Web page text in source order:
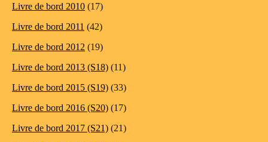
Livre de bord 2010 (17)
Livre de bord 2011 (42)
Livre de bord 2012 (19)
Livre de bord 2013 (S18) (11)
Livre de bord 2015 (S19) (33)
Livre de bord 2016 (S20) (17)
Livre de bord 2017 (S21) (21)